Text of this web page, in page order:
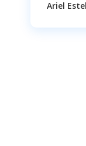
Ariel